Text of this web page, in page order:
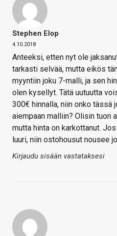
Stephen Elop
4.10.2018
Anteeksi, etten nyt ole
tarkasti selvää, mutta eikös
myyntiin joku 7-malli, ja sen
olen kysellyt. Tätä uutuutta
300€ hinnalla, niin onko tässä
aiempaan malliin? Olisin tuon
mutta hinta on karkottanut.
luuri, niin ostohousut nousee
Kirjaudu sisään vastataksesi